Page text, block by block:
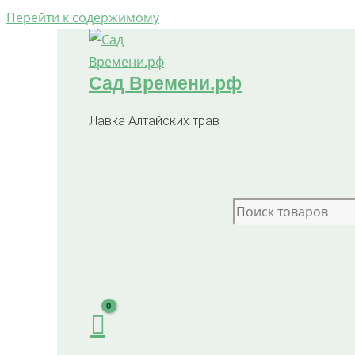
Перейти к содержимому
Сад Времени.рф
Лавка Алтайских трав